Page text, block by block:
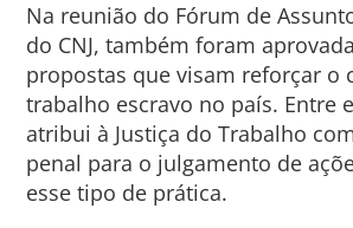
Na reunião do Fórum de
do CNJ, também foram
propostas que visam reforçar o
trabalho escravo no país. Entre
atribui à Justiça do Trabalho
penal para o julgamento de
esse tipo de prática.